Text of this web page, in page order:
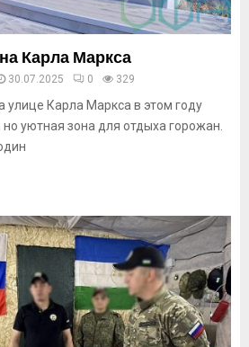
Карла Маркса
30.07.2025 0 329
Карла Маркса в этом году
уютная зона для отдыха горожан.